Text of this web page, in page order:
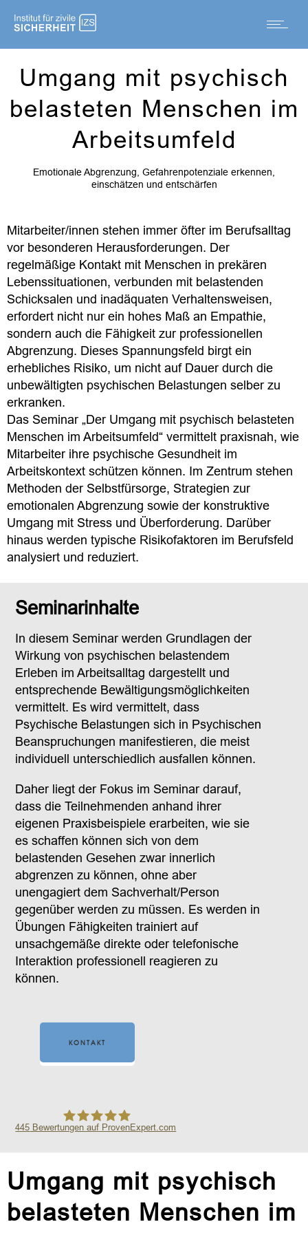
Umgang mit psychisch
belasteten Menschen im
Arbeitsumfeld
Emotionale Abgrenzung, Gefahrenpotenziale erkennen,
einschätzen und entschärfen
Mitarbeiter/innen stehen immer öfter im Berufsalltag
vor besonderen Herausforderungen. Der
regelmäßige Kontakt mit Menschen in prekären
Lebenssituationen, verbunden mit belastenden
Schicksalen und inadäquaten Verhaltensweisen,
erfordert nicht nur ein hohes Maß an Empathie,
sondern auch die Fähigkeit zur professionellen
Abgrenzung. Dieses Spannungsfeld birgt ein
erhebliches Risiko, um nicht auf Dauer durch die
unbewältigten psychischen Belastungen selber zu
erkranken.
Das Seminar „Der Umgang mit psychisch belasteten
Menschen im Arbeitsumfeld“ vermittelt praxisnah, wie
Mitarbeiter ihre psychische Gesundheit im
Arbeitskontext schützen können. Im Zentrum stehen
Methoden der Selbstfürsorge, Strategien zur
emotionalen Abgrenzung sowie der konstruktive
Umgang mit Stress und Überforderung. Darüber
hinaus werden typische Risikofaktoren im Berufsfeld
analysiert und reduziert.
Seminarinhalte
In diesem Seminar werden Grundlagen der
Wirkung von psychischen belastendem
Erleben im Arbeitsalltag dargestellt und
entsprechende Bewältigungsmöglichkeiten
vermittelt. Es wird vermittelt, dass
Psychische Belastungen sich in Psychischen
Beanspruchungen manifestieren, die meist
individuell unterschiedlich ausfallen können.
Daher liegt der Fokus im Seminar darauf,
dass die Teilnehmenden anhand ihrer
eigenen Praxisbeispiele erarbeiten, wie sie
es schaffen können sich von dem
belastenden Gesehen zwar innerlich
abgrenzen zu können, ohne aber
unengagiert dem Sachverhalt/Person
gegenüber werden zu müssen. Es werden in
Übungen Fähigkeiten trainiert auf
unsachgemäße direkte oder telefonische
Interaktion professionell reagieren zu
können.
KONTAKT
445 Bewertungen auf ProvenExpert.com
Umgang mit psychisch
belasteten Menschen im